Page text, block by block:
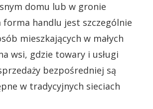
domu lub w gronie
forma handlu jest szczególnie
mieszkających w małych
wsi, gdzie towary i usługi
bezpośredniej są
w tradycyjnych sieciach